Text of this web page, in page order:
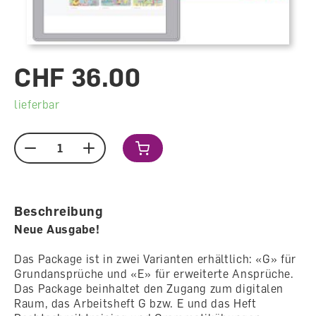
CHF 36.00
lieferbar
Menge
Beschreibung
Neue Ausgabe!
Das Package ist in zwei Varianten erhältlich: «G» für
Grundansprüche und «E» für erweiterte Ansprüche.
Das Package beinhaltet den Zugang zum digitalen
Raum, das Arbeitsheft G bzw. E und das Heft